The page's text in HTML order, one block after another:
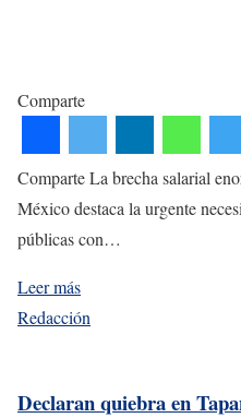
Comparte
Comparte La brecha salarial
México destaca la urgente
públicas con…
Leer más
Redacción
Declaran quiebra en